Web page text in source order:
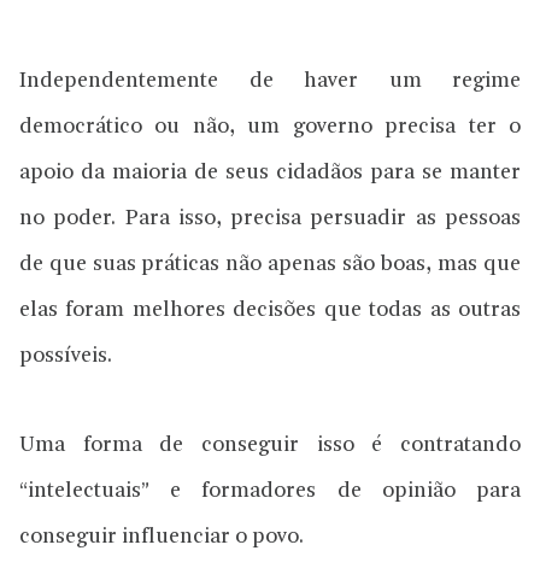
Independentemente de haver um regime
democrático ou não, um governo precisa ter o
apoio da maioria de seus cidadãos para se manter
no poder. Para isso, precisa persuadir as pessoas
de que suas práticas não apenas são boas, mas que
elas foram melhores decisões que todas as outras
possíveis.
Uma forma de conseguir isso é contratando
“intelectuais” e formadores de opinião para
conseguir influenciar o povo.